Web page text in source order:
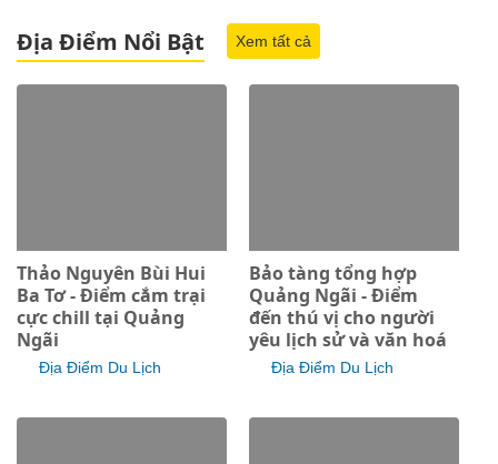
Địa Điểm Nổi Bật Xem tất cả
Thảo Nguyên Bùi Hui
Ba Tơ - Điểm cắm trại
cực chill tại Quảng
Ngãi
Địa Điểm Du Lịch
Bảo tàng tổng hợp
Quảng Ngãi - Điểm
đến thú vị cho người
yêu lịch sử và văn hoá
Địa Điểm Du Lịch